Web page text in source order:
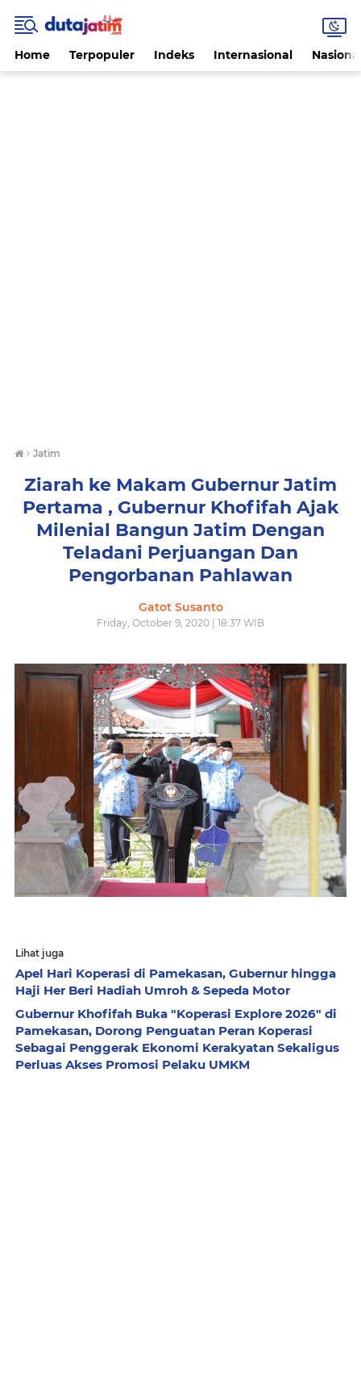
Home Terpopuler Indeks Internasional
› Jatim
Ziarah ke Makam Gubernur Jatim
Pertama , Gubernur Khofifah Ajak
Milenial Bangun Jatim Dengan
Teladani Perjuangan Dan
Pengorbanan Pahlawan
Gatot Susanto
Friday, October 9, 2020 | 18:37 WIB
Lihat juga
Apel Hari Koperasi di Pamekasan, Gubernur hingga
Haji Her Beri Hadiah Umroh & Sepeda Motor
Gubernur Khofifah Buka "Koperasi Explore 2026" di
Pamekasan, Dorong Penguatan Peran Koperasi
Sebagai Penggerak Ekonomi Kerakyatan Sekaligus
Perluas Akses Promosi Pelaku UMKM